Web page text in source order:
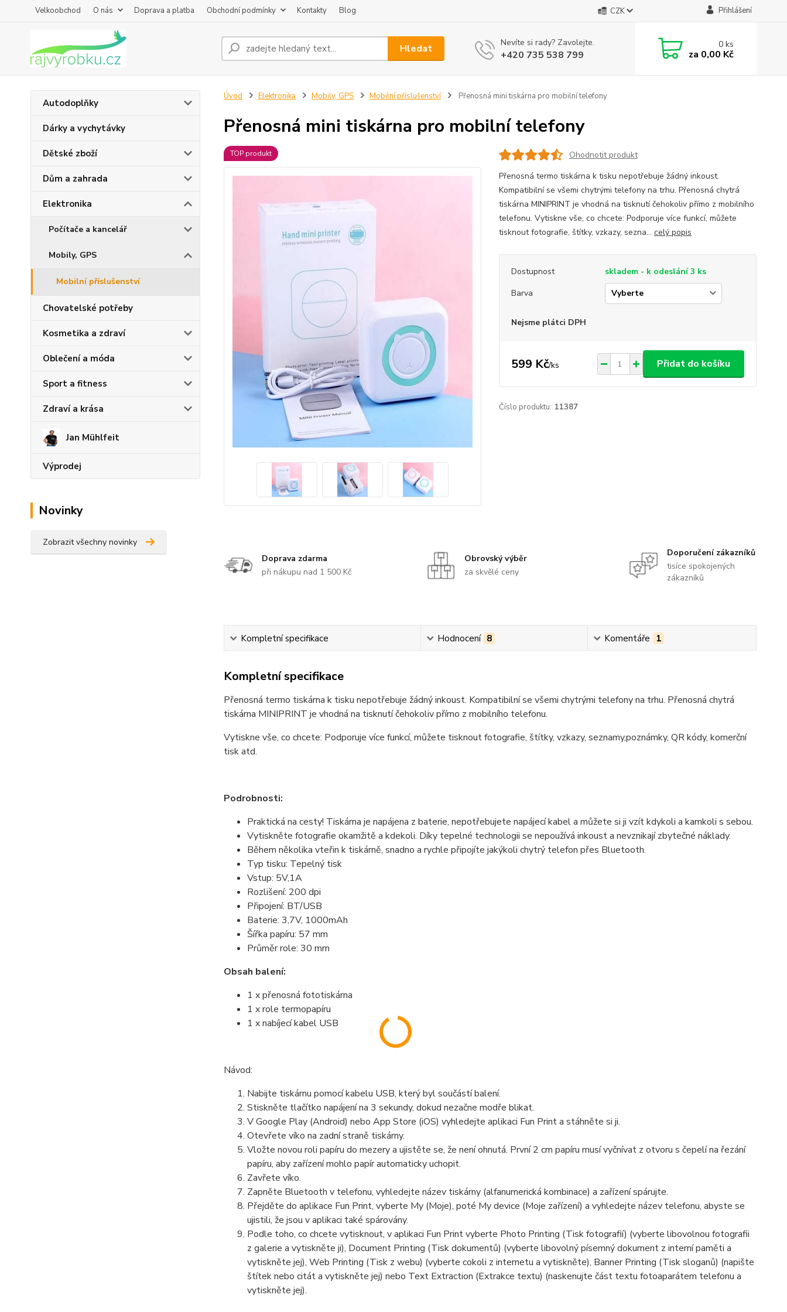
Velkoobchod O nás Doprava a platba Obchodní podmínky Kontakty Blog CZK Přihlášení
Hledat Nevíte si rady? Zavolejte.
+420 735 538 799
0ks
za 0,00 Kč
Autodoplňky
Dárky a vychytávky
Dětské zboží
Dům a zahrada
Elektronika
Počítače a kancelář
Mobily, GPS
Mobilní příslušenství
Chovatelské potřeby
Kosmetika a zdraví
Oblečení a móda
Sport a fitness
Zdraví a krása
Jan Mühlfeit
Výprodej
Novinky
Zobrazit všechny novinky
Úvod Elektronika Mobily, GPS Mobilní příslušenství Přenosná mini tiskárna pro mobilní telefony
Přenosná mini tiskárna pro mobilní telefony
TOP produkt
Ohodnotit produkt
Přenosná termo tiskárna k tisku nepotřebuje žádný inkoust.
Kompatibilní se všemi chytrými telefony na trhu. Přenosná chytrá
tiskárna MINIPRINT je vhodná na tisknutí čehokoliv přímo z mobilního
telefonu. Vytiskne vše, co chcete: Podporuje více funkcí, můžete
tisknout fotografie, štítky, vzkazy, sezna... celý popis
Dostupnost
skladem - k odeslání 3 ks
Barva
Nejsme plátci DPH
599 Kč/ks Přidat do košíku
Číslo produktu: 11387
Doprava zdarma
při nákupu nad 1 500 Kč
Obrovský výběr
za skvělé ceny
Doporučení zákazníků
tisíce spokojených
zákazníků
Kompletní specifikace Hodnocení 8 Komentáře 1
Kompletní specifikace
Přenosná termo tiskárna k tisku nepotřebuje žádný inkoust. Kompatibilní se všemi chytrými telefony na trhu. Přenosná chytrá
tiskárna MINIPRINT je vhodná na tisknutí čehokoliv přímo z mobilního telefonu.
Vytiskne vše, co chcete: Podporuje více funkcí, můžete tisknout fotografie, štítky, vzkazy, seznamy,poznámky, QR kódy, komerční
tisk atd.
Podrobnosti:
Praktická na cesty! Tiskárna je napájena z baterie, nepotřebujete napájecí kabel a můžete si ji vzít kdykoli a kamkoli s sebou.
Vytiskněte fotografie okamžitě a kdekoli. Díky tepelné technologii se nepoužívá inkoust a nevznikají zbytečné náklady.
Během několika vteřin k tiskárně, snadno a rychle připojíte jakýkoli chytrý telefon přes Bluetooth.
Typ tisku: Tepelný tisk
Vstup: 5V,1A
Rozlišení: 200 dpi
Připojení: BT/USB
Baterie: 3,7V, 1000mAh
Šířka papíru: 57 mm
Průměr role: 30 mm
Obsah balení:
1 x přenosná fototiskárna
1 x role termopapíru
1 x nabíjecí kabel USB
Návod:
Nabijte tiskárnu pomocí kabelu USB, který byl součástí balení.
Stiskněte tlačítko napájení na 3 sekundy, dokud nezačne modře blikat.
V Google Play (Android) nebo App Store (iOS) vyhledejte aplikaci Fun Print a stáhněte si ji.
Otevřete víko na zadní straně tiskárny.
Vložte novou roli papíru do mezery a ujistěte se, že není ohnutá. První 2 cm papíru musí vyčnívat z otvoru s čepelí na řezání
papíru, aby zařízení mohlo papír automaticky uchopit.
Zavřete víko.
Zapněte Bluetooth v telefonu, vyhledejte název tiskárny (alfanumerická kombinace) a zařízení spárujte.
Přejděte do aplikace Fun Print, vyberte My (Moje), poté My device (Moje zařízení) a vyhledejte název telefonu, abyste se
ujistili, že jsou v aplikaci také spárovány.
Podle toho, co chcete vytisknout, v aplikaci Fun Print vyberte Photo Printing (Tisk fotografií) (vyberte libovolnou fotografii
z galerie a vytiskněte ji), Document Printing (Tisk dokumentů) (vyberte libovolný písemný dokument z interní paměti a
vytiskněte jej), Web Printing (Tisk z webu) (vyberte cokoli z internetu a vytiskněte), Banner Printing (Tisk sloganů) (napište
štítek nebo citát a vytiskněte jej) nebo Text Extraction (Extrakce textu) (naskenujte část textu fotoaparátem telefonu a
vytiskněte jej).